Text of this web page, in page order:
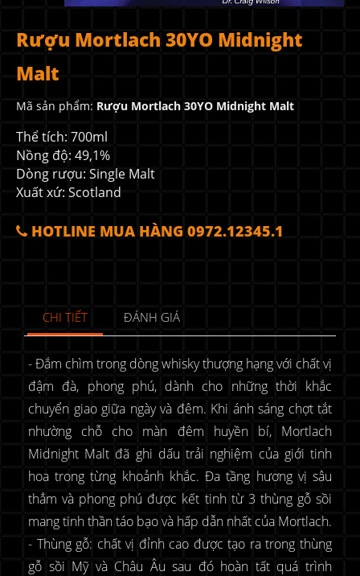
Rượu Mortlach 30YO Midnight
Malt
Mã sản phẩm: Rượu Mortlach 30YO Midnight Malt
Thể tích: 700ml
Nồng độ: 49,1%
Dòng rượu: Single Malt
Xuất xứ: Scotland
HOTLINE MUA HÀNG 0972.12345.1
CHI TIẾT ĐÁNH GIÁ
- Đắm chìm trong dòng whisky thượng hạng với chất vị
đậm đà, phong phú, dành cho những thời khắc
chuyển giao giữa ngày và đêm. Khi ánh sáng chợt tắt
nhường chỗ cho màn đêm huyền bí, Mortlach
Midnight Malt đã ghi dấu trải nghiệm của giới tinh
hoa trong từng khoảnh khắc. Đa tầng hương vị sâu
thẳm và phong phú được kết tinh từ 3 thùng gỗ sồi
mang tinh thần táo bạo và hấp dẫn nhất của Mortlach.
- Thùng gỗ: chất vị đỉnh cao được tạo ra trong thùng
gỗ sồi Mỹ và Châu Âu sau đó hoàn tất quá trình